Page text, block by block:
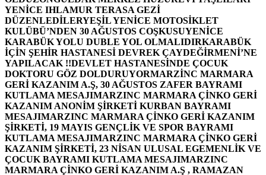
YENİCE IHLAMUR TERASA GEZİ
DÜZENLEDİLERYEŞİL YENİCE MOTOSİKLET
KULÜBÜ’NDEN 30 AĞUSTOS COŞKUSUYENİCE
KARABÜK YOLU DUBLE YOL OLMALIDIRKARABÜK
İÇİN ŞEHİR HASTANESİ DEVREK ÇAYDEĞİRMENİ’NE
YAPILACAK !!DEVLET HASTANESİNDE ÇOCUK
DOKTORU GÖZ DOLDURUYORMARZİNC MARMARA
GERİ KAZANIM A.Ş, 30 AĞUSTOS ZAFER BAYRAMI
KUTLAMA MESAJIMARZINC MARMARA ÇİNKO GERİ
KAZANIM ANONİM ŞİRKETİ KURBAN BAYRAMI
MESAJIMARZINC MARMARA ÇİNKO GERİ KAZANIM
ŞİRKETİ, 19 MAYIS GENÇLİK VE SPOR BAYRAMI
KUTLAMA MESAJIMARZINC MARMARA ÇİNKO GERİ
KAZANIM ŞİRKETİ, 23 NİSAN ULUSAL EGEMENLİK VE
ÇOCUK BAYRAMI KUTLAMA MESAJIMARZINC
MARMARA ÇİNKO GERİ KAZANIM A.Ş , RAMAZAN